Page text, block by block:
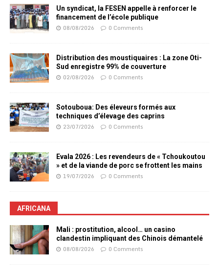
Un syndicat, la FESEN appelle à renforcer le
financement de l’école publique
08/08/2026 0 Comments
Distribution des moustiquaires : La zone Oti-
Sud enregistre 99% de couverture
02/08/2026 0 Comments
Sotouboua: Des éleveurs formés aux
techniques d’élevage des caprins
23/07/2026 0 Comments
Evala 2026 : Les revendeurs de « Tchoukoutou
» et de la viande de porc se frottent les mains
19/07/2026 0 Comments
AFRICANA
Mali : prostitution, alcool… un casino
clandestin impliquant des Chinois démantelé
08/08/2026 0 Comments